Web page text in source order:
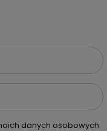
danych osobowych